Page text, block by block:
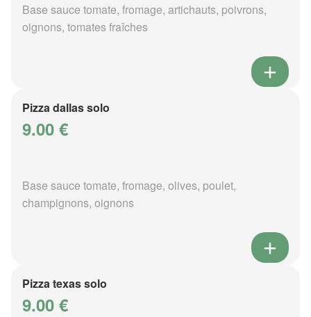
Base sauce tomate, fromage, artichauts, poivrons,
oignons, tomates fraîches
Pizza dallas solo
9.00 €
Base sauce tomate, fromage, olives, poulet,
champignons, oignons
Pizza texas solo
9.00 €